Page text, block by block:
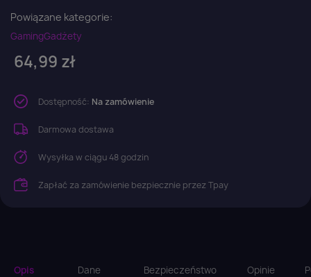
Powiązane kategorie:
GamingGadżety
64,99 zł
Dostępność: Na zamówienie
Darmowa dostawa
Wysyłka w ciągu 48 godzin
Zapłać za zamówienie bezpiecznie przez Tpay
Opis
Dane
Bezpieczeństwo
Opinie